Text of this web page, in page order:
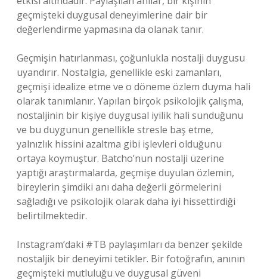
geçmişteki duygusal deneyimlerine dair bir
değerlendirme yapmasına da olanak tanır.
Geçmişin hatırlanması, çoğunlukla nostalji duygusu
uyandırır. Nostalgia, genellikle eski zamanları,
geçmişi idealize etme ve o döneme özlem duyma hali
olarak tanımlanır. Yapılan birçok psikolojik çalışma,
nostaljinin bir kişiye duygusal iyilik hali sunduğunu
ve bu duygunun genellikle stresle baş etme,
yalnızlık hissini azaltma gibi işlevleri olduğunu
ortaya koymuştur. Batcho’nun nostalji üzerine
yaptığı araştırmalarda, geçmişe duyulan özlemin,
bireylerin şimdiki anı daha değerli görmelerini
sağladığı ve psikolojik olarak daha iyi hissettirdiği
belirtilmektedir.
Instagram’daki #TB paylaşımları da benzer şekilde
nostaljik bir deneyimi tetikler. Bir fotoğrafın, anının
geçmişteki mutluluğu ve duygusal güveni